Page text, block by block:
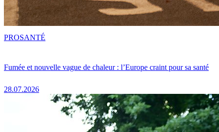
Fumée et nouvelle vague de chaleur : l’Europe craint pour sa santé
28.07.2026
PROSANTÉ